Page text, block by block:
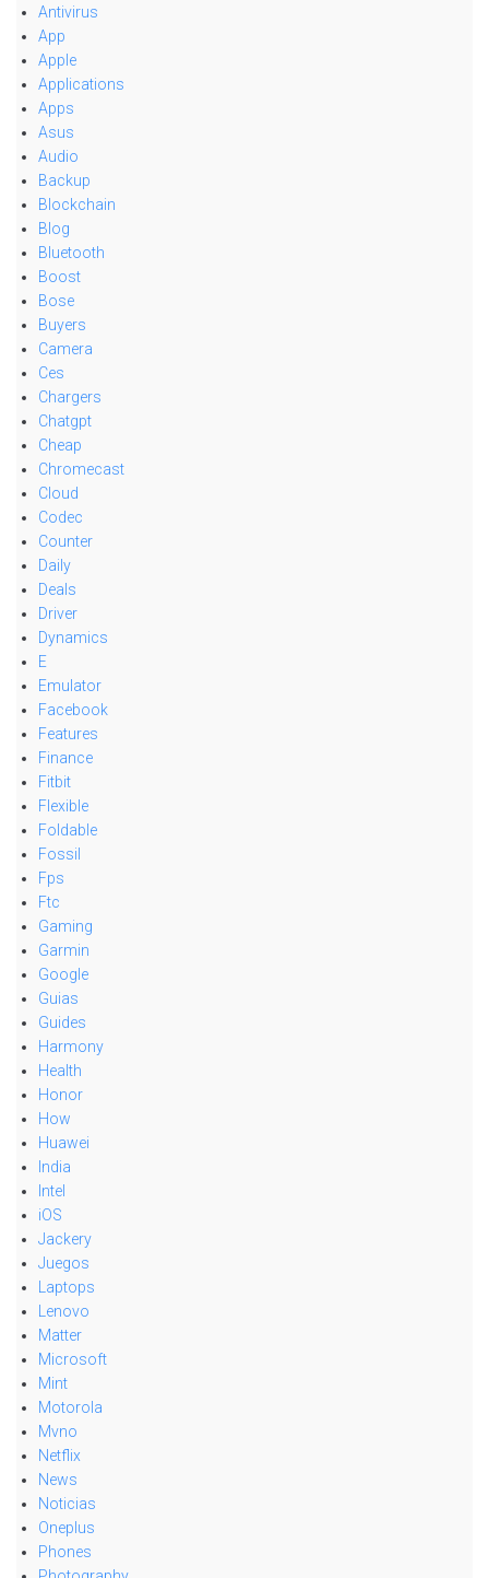
Antivirus
App
Apple
Applications
Apps
Asus
Audio
Backup
Blockchain
Blog
Bluetooth
Boost
Bose
Buyers
Camera
Ces
Chargers
Chatgpt
Cheap
Chromecast
Cloud
Codec
Counter
Daily
Deals
Driver
Dynamics
E
Emulator
Facebook
Features
Finance
Fitbit
Flexible
Foldable
Fossil
Fps
Ftc
Gaming
Garmin
Google
Guias
Guides
Harmony
Health
Honor
How
Huawei
India
Intel
iOS
Jackery
Juegos
Laptops
Lenovo
Matter
Microsoft
Mint
Motorola
Mvno
Netflix
News
Noticias
Oneplus
Phones